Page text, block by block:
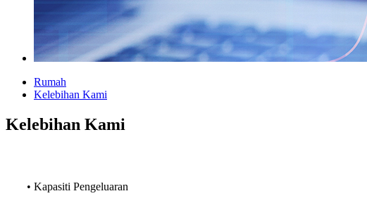
Rumah
Kelebihan Kami
Kelebihan Kami
• Kapasiti Pengeluaran